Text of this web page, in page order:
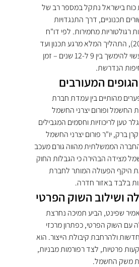
בישראל נתקל במספר רב של
תכנוניים, דרך התנגדויות
רגולטוריות מחמירות. לפי דו"ח
מבקר המדינה (2024), התהליך המלא מרגע תכנון ועד
להפעלה מסחרית עשוי להימשך בין 9 ל-12 שנים – זמן
הנדרשת.
המעורבים
מהותיים בין עמדת חברת
החשמל ופורום יצרני החשמל
טען לריכוזיות וחסמים המגבילים
ברק, יו"ר פורום יצרני החשמל
החברה הממשלתית מהווה גורם מעכב
מצידה הבהירה כי הגבלות החוק
היקף הפעולה המותר לחברת
בלבד באזור חדרה.
ושילוב השוק הפרטי
שפינט, הביע תמיכה נחרצת
עם השוק הפרטי, כפתרון מרכזי
ולהרחבת קיבולת הייצור. הוא
פרטיות, לצד רפורמות מבניות,
משק החשמל.